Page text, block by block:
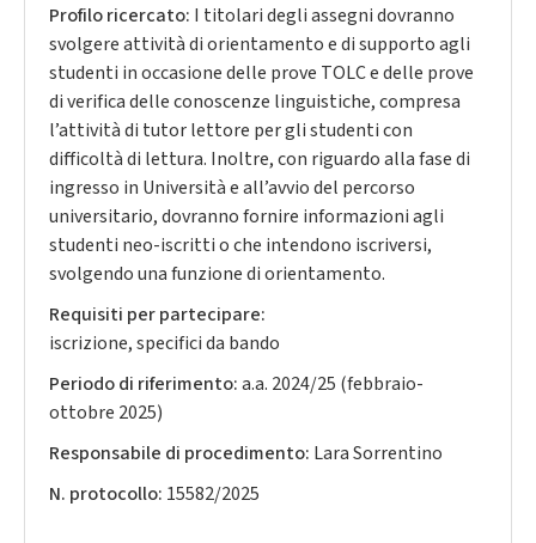
Profilo ricercato: I titolari degli assegni dovranno
svolgere attività di orientamento e di supporto agli
studenti in occasione delle prove TOLC e delle prove
di verifica delle conoscenze linguistiche, compresa
l’attività di tutor lettore per gli studenti con
difficoltà di lettura. Inoltre, con riguardo alla fase di
ingresso in Università e all’avvio del percorso
universitario, dovranno fornire informazioni agli
studenti neo-iscritti o che intendono iscriversi,
svolgendo una funzione di orientamento.
Requisiti per partecipare:
iscrizione, specifici da bando
Periodo di riferimento:a.a. 2024/25 (febbraio-
ottobre 2025)
Responsabile di procedimento: Lara Sorrentino
N. protocollo: 15582/2025